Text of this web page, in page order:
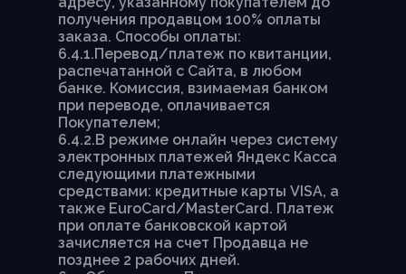
получения продавцом 100% оплаты
заказа. Способы оплаты:
6.4.1.Перевод/платеж по квитанции,
распечатанной с Сайта, в любом
банке. Комиссия, взимаемая банком
при переводе, оплачивается
Покупателем;
6.4.2.В режиме онлайн через систему
электронных платежей Яндекс Касса
следующими платежными
средствами: кредитные карты VISA, а
также EuroCard/MasterCard. Платеж
при оплате банковской картой
зачисляется на счет Продавца не
позднее 2 рабочих дней.